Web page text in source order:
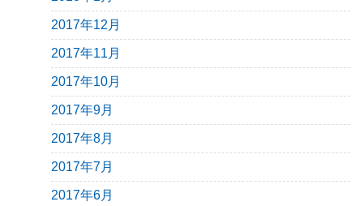
2017年12月
2017年11月
2017年10月
2017年9月
2017年8月
2017年7月
2017年6月